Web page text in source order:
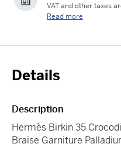
VAT and other taxes
Read more
Details
Description
Hermès Birkin 35
Braise Garniture